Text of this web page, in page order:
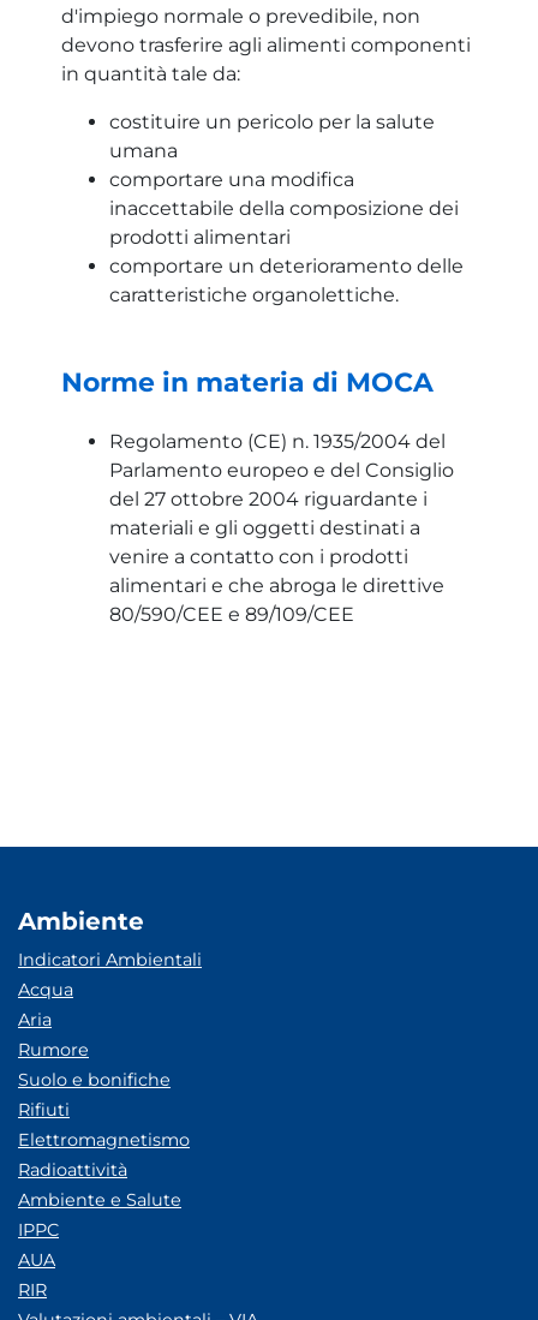
d'impiego normale o prevedibile, non
devono trasferire agli alimenti componenti
in quantità tale da:
costituire un pericolo per la salute
umana
comportare una modifica
inaccettabile della composizione dei
prodotti alimentari
comportare un deterioramento delle
caratteristiche organolettiche.
Norme in materia di MOCA
Regolamento (CE) n. 1935/2004 del
Parlamento europeo e del Consiglio
del 27 ottobre 2004 riguardante i
materiali e gli oggetti destinati a
venire a contatto con i prodotti
alimentari e che abroga le direttive
80/590/CEE e 89/109/CEE
Ambiente
Indicatori Ambientali
Acqua
Aria
Rumore
Suolo e bonifiche
Rifiuti
Elettromagnetismo
Radioattività
Ambiente e Salute
IPPC
AUA
RIR